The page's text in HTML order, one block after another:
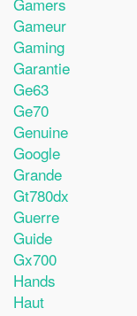
Gameur
Gaming
Garantie
Ge63
Ge70
Genuine
Google
Grande
Gt780dx
Guerre
Guide
Gx700
Hands
Haut